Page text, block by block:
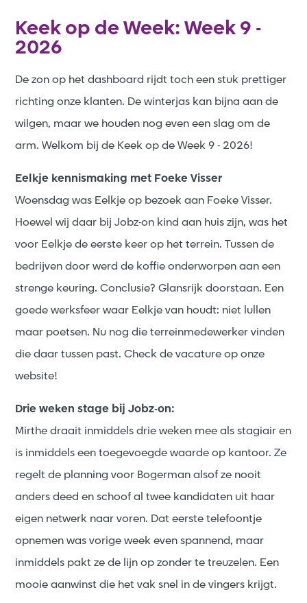
Keek op de Week: Week 9 -
2026
De zon op het dashboard rijdt toch een stuk prettiger
richting onze klanten. De winterjas kan bijna aan de
wilgen, maar we houden nog even een slag om de
arm. Welkom bij de Keek op de Week 9 - 2026!
Eelkje kennismaking met Foeke Visser
Woensdag was Eelkje op bezoek aan Foeke Visser.
Hoewel wij daar bij Jobz-on kind aan huis zijn, was het
voor Eelkje de eerste keer op het terrein. Tussen de
bedrijven door werd de koffie onderworpen aan een
strenge keuring. Conclusie? Glansrijk doorstaan. Een
goede werksfeer waar Eelkje van houdt: niet lullen
maar poetsen. Nu nog die terreinmedewerker vinden
die daar tussen past. Check de vacature op onze
website!
Drie weken stage bij Jobz-on:
Mirthe draait inmiddels drie weken mee als stagiair en
is inmiddels een toegevoegde waarde op kantoor. Ze
regelt de planning voor Bogerman alsof ze nooit
anders deed en schoof al twee kandidaten uit haar
eigen netwerk naar voren. Dat eerste telefoontje
opnemen was vorige week even spannend, maar
inmiddels pakt ze de lijn op zonder te treuzelen. Een
mooie aanwinst die het vak snel in de vingers krijgt.